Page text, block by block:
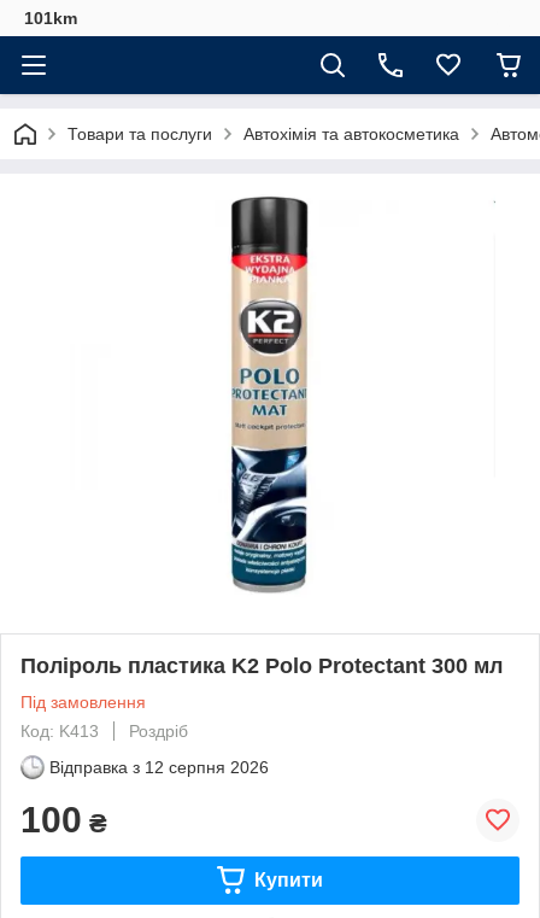
101km
Товари та послуги Автохімія та автокосметика
Поліроль пластика K2 Polo Protectant 300 мл
Під замовлення
Код: K413
Роздріб
Відправка з 12 серпня 2026
100 ₴
Купити